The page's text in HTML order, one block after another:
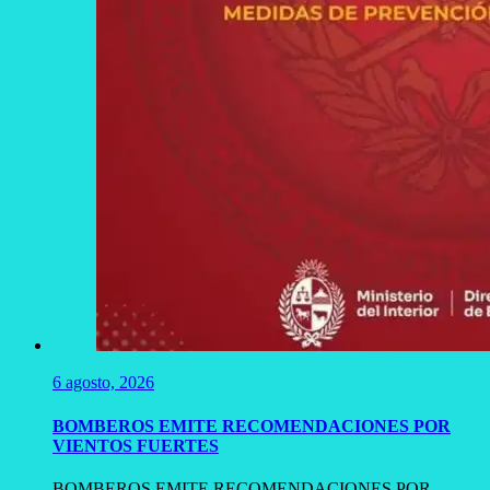
6 agosto, 2026
BOMBEROS EMITE RECOMENDACIONES POR
VIENTOS FUERTES